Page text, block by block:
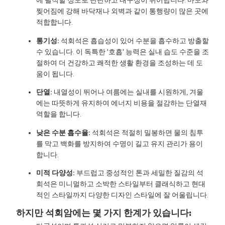
찢어짐에 강해 바닥재나 외벽과 같이 통행량이 많은 곳에
적합합니다.
통기성: 석회석은 흡습성이 있어 수분을 흡수하고 방출할
수 있습니다. 이 독특한 '호흡' 능력은 실내 습도 수준을 조
절하여 더 건강하고 쾌적한 생활 환경을 조성하는 데 도
움이 됩니다.
단열: 내열성이 뛰어나 여름에는 실내를 시원하게, 겨울
에는 따뜻하게 유지하여 에너지 비용을 절감하는 단열재
역할을 합니다.
낮은 수분 흡수율: 석회석은 적절히 밀봉하면 물의 침투
를 막고 백화를 방지하여 수명이 길고 유지 관리가 용이
합니다.
미적 다양성: 부드럽고 중성적인 톤과 세밀한 질감의 석
회석은 미니멀하고 소박한 스타일부터 클래식하고 현대
적인 스타일까지 다양한 디자인 스타일에 잘 어울립니다.
하지만 석회암에는 몇 가지 한계가 있습니다: